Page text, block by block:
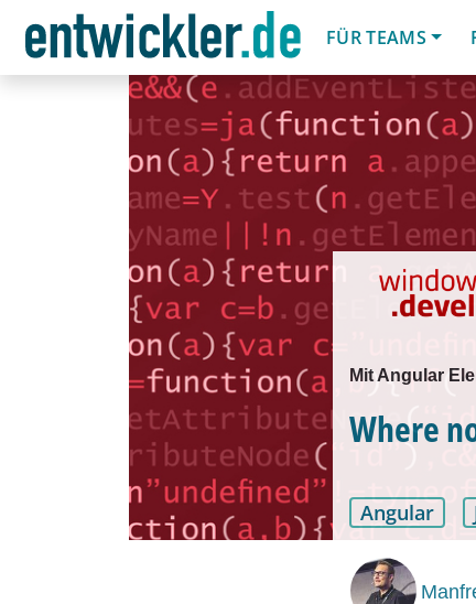
FÜR TEAMS
Mit Angular
Where
Angular